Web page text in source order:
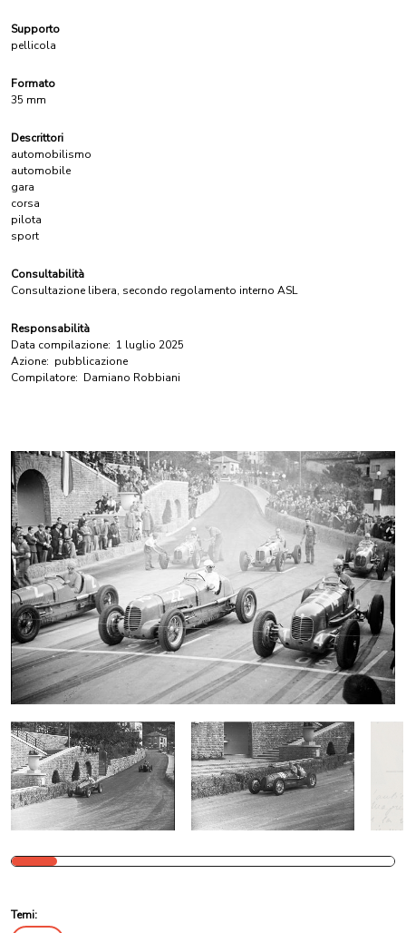
Supporto
pellicola
Formato
35 mm
Descrittori
automobilismo
automobile
gara
corsa
pilota
sport
Consultabilità
Consultazione libera, secondo regolamento interno ASL
Responsabilità
Data compilazione: 1 luglio 2025
Azione: pubblicazione
Compilatore: Damiano Robbiani
Temi: